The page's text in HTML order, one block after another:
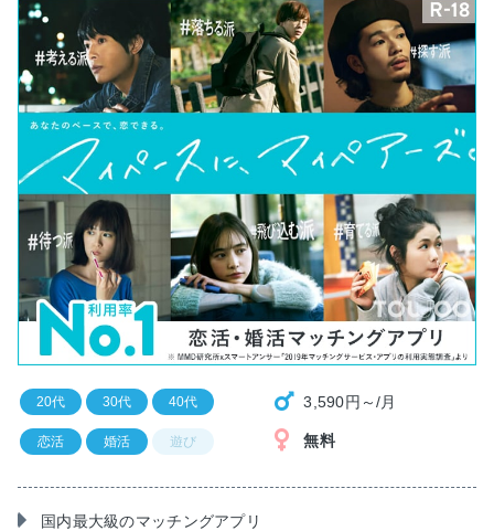
国内最大級のマッチングアプリ
20代 30代 40代
恋活 婚活 遊び
3,590円～/月
無料